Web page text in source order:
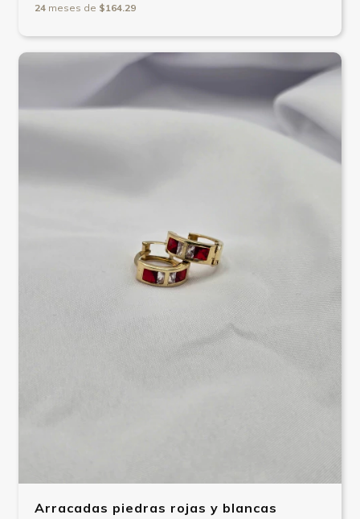
24 meses de $164.29
Arracadas piedras rojas y blancas